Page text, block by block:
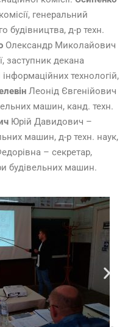
генеральний
будівництва, д-р техн.
Олександр Миколайович
заступник декана
інформаційних технологій,
Леонід Євгенійович
машин, канд. техн.
Юрій Давидович –
машин, д-р техн. наук,
– секретар,
будівельних машин.